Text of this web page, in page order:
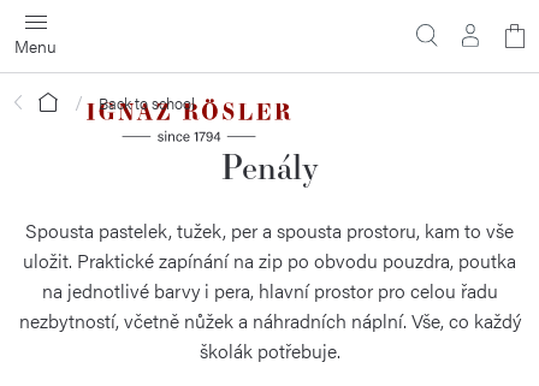
Přejít
na
obsah
Domů Back to school
Penály
Spousta pastelek, tužek, per a spousta prostoru, kam to vše
uložit. Praktické zapínání na zip po obvodu pouzdra, poutka
na jednotlivé barvy i pera, hlavní prostor pro celou řadu
nezbytností, včetně nůžek a náhradních náplní. Vše, co každý
školák potřebuje.